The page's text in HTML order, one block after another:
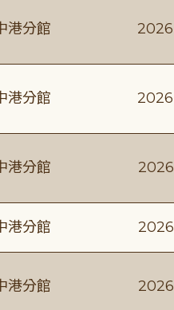
港分館
港分館
港分館
港分館
港分館